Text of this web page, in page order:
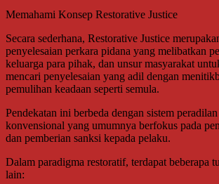
Memahami Konsep Restorative Justice
Secara sederhana, Restorative Justice
penyelesaian perkara pidana yang melibatkan
keluarga para pihak, dan unsur masyarakat
mencari penyelesaian yang adil dengan
pemulihan keadaan seperti semula.
Pendekatan ini berbeda dengan sistem
konvensional yang umumnya berfokus pada
dan pemberian sanksi kepada pelaku.
Dalam paradigma restoratif, terdapat beberapa
lain: